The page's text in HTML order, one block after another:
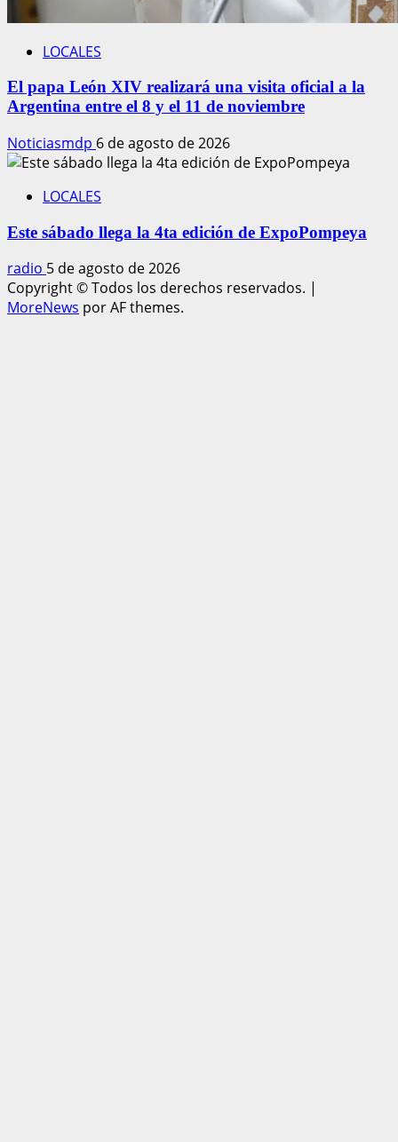
LOCALES
El papa León XIV realizará una visita oficial a la
Argentina entre el 8 y el 11 de noviembre
Noticiasmdp 6 de agosto de 2026
LOCALES
Este sábado llega la 4ta edición de ExpoPompeya
radio 5 de agosto de 2026
Copyright © Todos los derechos reservados. |
MoreNews por AF themes.